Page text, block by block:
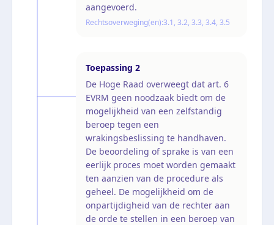
aangevoerd.
Rechtsoverweging(en):3.1, 3.2, 3.3, 3.4, 3.5
Toepassing 2
De Hoge Raad overweegt dat art. 6
EVRM geen noodzaak biedt om de
mogelijkheid van een zelfstandig
beroep tegen een
wrakingsbeslissing te handhaven.
De beoordeling of sprake is van een
eerlijk proces moet worden gemaakt
ten aanzien van de procedure als
geheel. De mogelijkheid om de
onpartijdigheid van de rechter aan
de orde te stellen in een beroep van